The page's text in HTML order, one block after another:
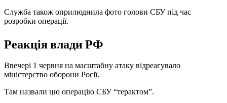
Служба також оприлюднила фото голови СБУ під час
розробки операції.
Реакція влади РФ
Ввечері 1 червня на масштабну атаку відреагувало
міністерство оборони Росії.
Там назвали цю операцію СБУ “терактом”.